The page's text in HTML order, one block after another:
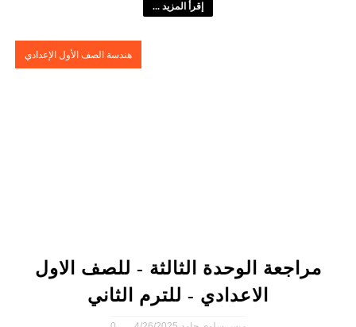
إقرأ المزيد ...
هندسة الصف الأول الإعدادي
مراجعة الوحدة الثالثة - للصف الاول
الاعدادي - للترم الثاني